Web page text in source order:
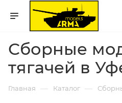
Сборные
тягачей в
Главная — Каталог —